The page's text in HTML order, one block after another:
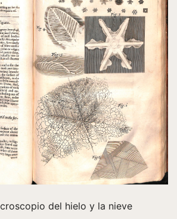
del hielo y la nieve